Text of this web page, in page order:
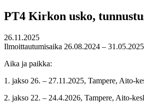
PT4 Kirkon usko,
26.11.2025
Ilmoittautumisaika 26.08.2024 – 31.05.2025
Aika ja paikka:
1. jakso 26. – 27.11.2025, Tampere, Aito-
2. jakso 22. – 24.4.2026, Tampere, Aito-